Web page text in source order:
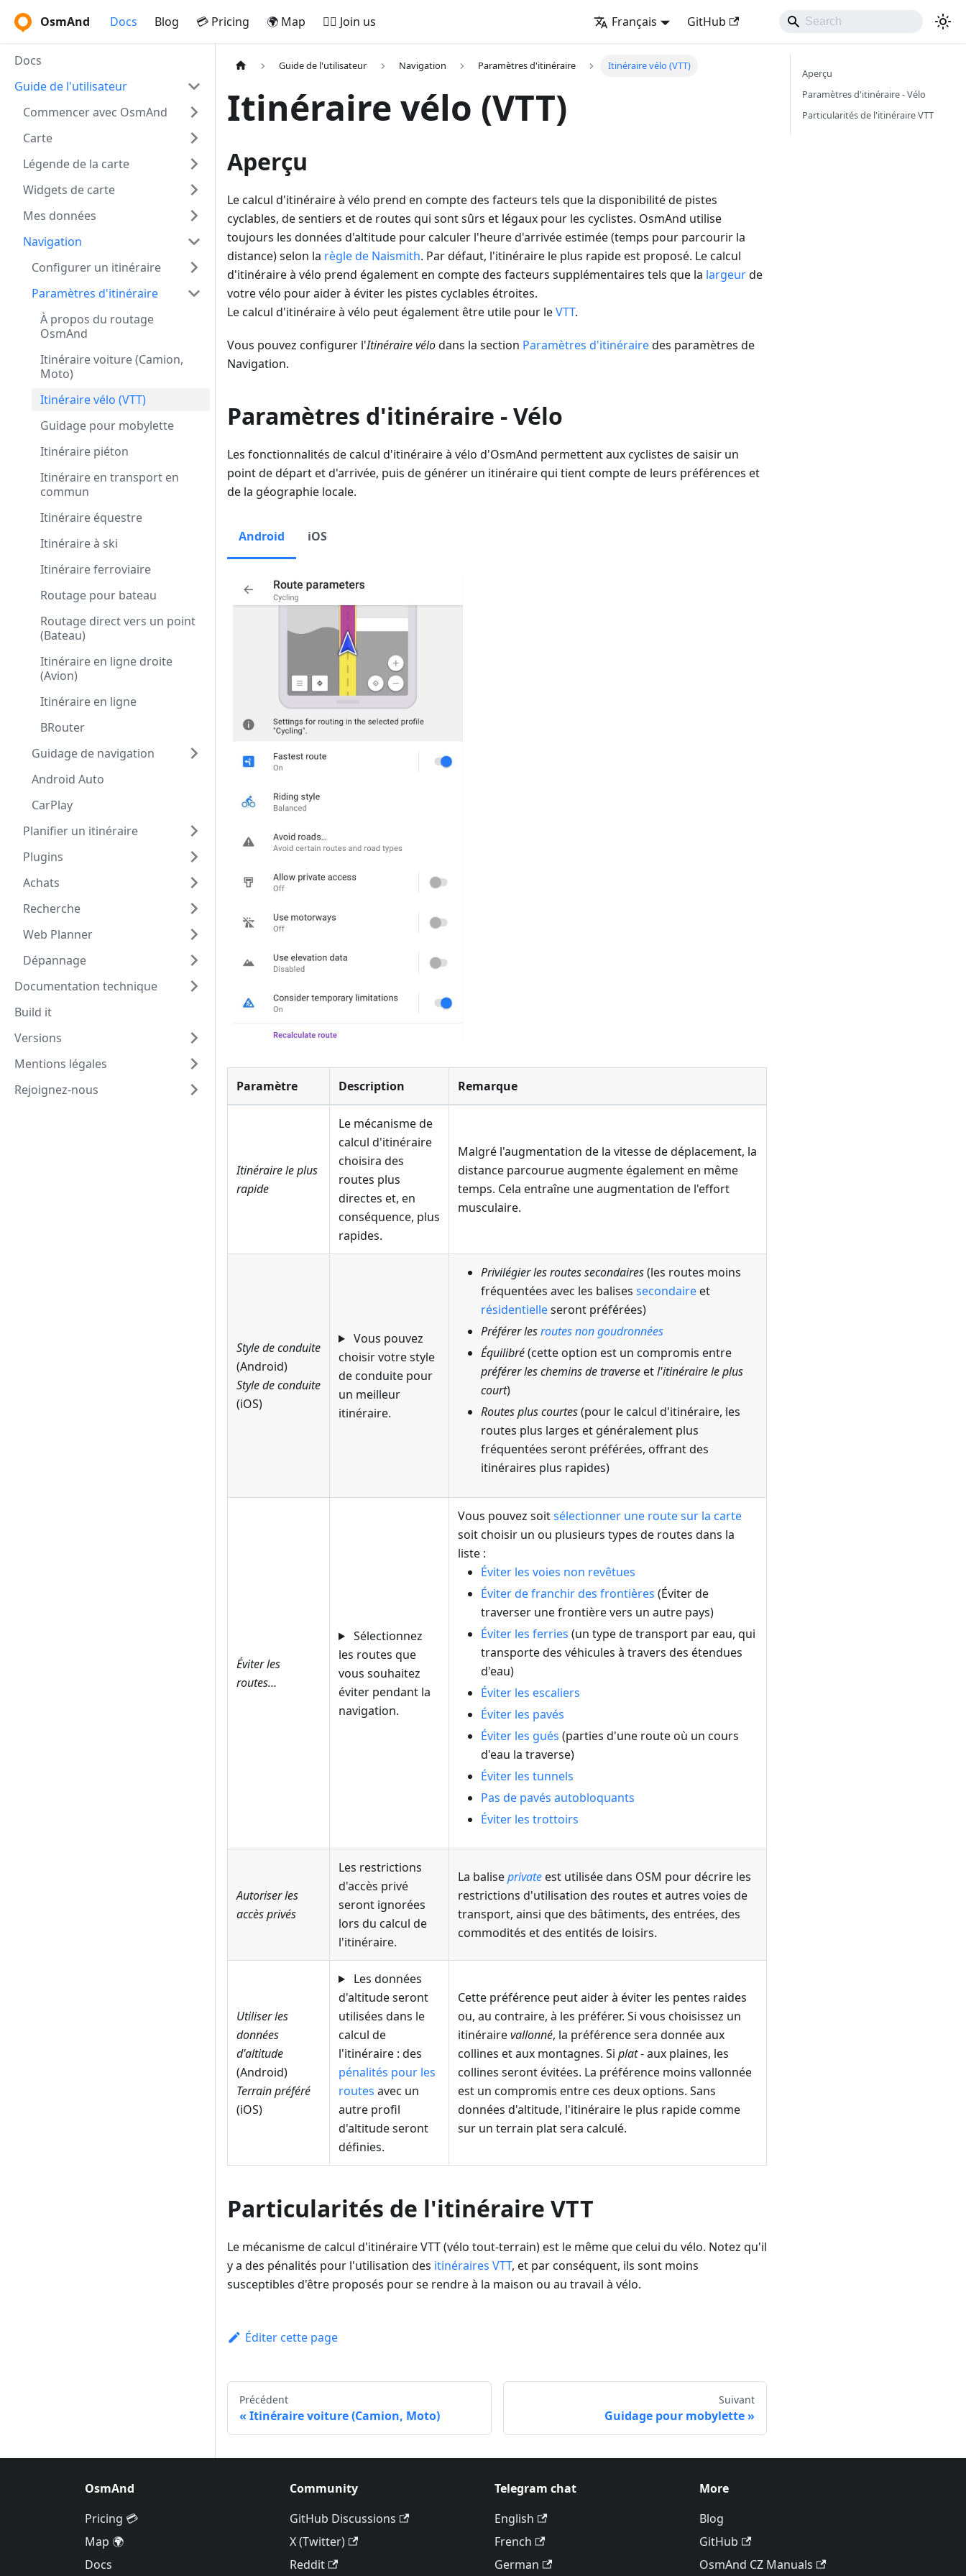
OsmAnd Docs Blog 💳 Pricing 🌍 Map 🚵‍♂️ Join us Français GitHub
Docs
Guide de l'utilisateur
Commencer avec OsmAnd
Carte
Légende de la carte
Widgets de carte
Mes données
Navigation
Configurer un itinéraire
Paramètres d'itinéraire
À propos du routage
OsmAnd
Itinéraire voiture (Camion,
Moto)
Itinéraire vélo (VTT)
Guidage pour mobylette
Itinéraire piéton
Itinéraire en transport en
commun
Itinéraire équestre
Itinéraire à ski
Itinéraire ferroviaire
Routage pour bateau
Routage direct vers un point
(Bateau)
Itinéraire en ligne droite
(Avion)
Itinéraire en ligne
BRouter
Guidage de navigation
Android Auto
CarPlay
Planifier un itinéraire
Plugins
Achats
Recherche
Web Planner
Dépannage
Documentation technique
Build it
Versions
Mentions légales
Rejoignez-nous
Guide de l'utilisateur Navigation Paramètres d'itinéraire Itinéraire vélo (VTT)
Itinéraire vélo (VTT)
Aperçu
Le calcul d'itinéraire à vélo prend en compte des facteurs tels que la disponibilité de pistes
cyclables, de sentiers et de routes qui sont sûrs et légaux pour les cyclistes. OsmAnd utilise
toujours les données d'altitude pour calculer l'heure d'arrivée estimée (temps pour parcourir la
distance) selon la règle de Naismith. Par défaut, l'itinéraire le plus rapide est proposé. Le calcul
d'itinéraire à vélo prend également en compte des facteurs supplémentaires tels que la largeurde
votre vélo pour aider à éviter les pistes cyclables étroites.
Le calcul d'itinéraire à vélo peut également être utile pour leVTT.
Vous pouvez configurer l'Itinéraire vélodans la section Paramètres d'itinérairedes paramètres de
Navigation.
Paramètres d'itinéraire - Vélo
Les fonctionnalités de calcul d'itinéraire à vélo d'OsmAnd permettent aux cyclistes de saisir un
point de départ et d'arrivée, puis de générer un itinéraire qui tient compte de leurs préférences et
de la géographie locale.
Android iOS
Paramètre Description Remarque
Itinéraire le plus
rapide
Le mécanisme de
calcul d'itinéraire
choisira des
routes plus
directes et, en
conséquence, plus
rapides.
Malgré l'augmentation de la vitesse de déplacement, la
distance parcourue augmente également en même
temps. Cela entraîne une augmentation de l'effort
musculaire.
Style de conduite
(Android)
Style de conduite
(iOS)
Vous pouvez
choisir votre style
de conduite pour
un meilleur
itinéraire.
Privilégier les routes secondaires(les routes moins
fréquentées avec les balises secondaireet
résidentielleseront préférées)
Préférer lesroutes non goudronnées
Équilibré(cette option est un compromis entre
préférer les chemins de traverseetl'itinéraire le plus
court)
Routes plus courtes(pour le calcul d'itinéraire, les
routes plus larges et généralement plus
fréquentées seront préférées, offrant des
itinéraires plus rapides)
Éviter les
routes…
Sélectionnez
les routes que
vous souhaitez
éviter pendant la
navigation.
Vous pouvez soitsélectionner une route sur la carte
soit choisir un ou plusieurs types de routes dans la
liste :
Éviter les voies non revêtues
Éviter de franchir des frontières (Éviter de
traverser une frontière vers un autre pays)
Éviter les ferries (un type de transport par eau, qui
transporte des véhicules à travers des étendues
d'eau)
Éviter les escaliers
Éviter les pavés
Éviter les gués (parties d'une route où un cours
d'eau la traverse)
Éviter les tunnels
Pas de pavés autobloquants
Éviter les trottoirs
Autoriser les
accès privés
Les restrictions
d'accès privé
seront ignorées
lors du calcul de
l'itinéraire.
La baliseprivateest utilisée dans OSM pour décrire les
restrictions d'utilisation des routes et autres voies de
transport, ainsi que des bâtiments, des entrées, des
commodités et des entités de loisirs.
Utiliser les
données
d'altitude
(Android)
Terrain préféré
(iOS)
Les données
d'altitude seront
utilisées dans le
calcul de
l'itinéraire : des
pénalités pour les
routes avec un
autre profil
d'altitude seront
définies.
Cette préférence peut aider à éviter les pentes raides
ou, au contraire, à les préférer. Si vous choisissez un
itinérairevallonné, la préférence sera donnée aux
collines et aux montagnes. Si plat- aux plaines, les
collines seront évitées. La préférence moins vallonnée
est un compromis entre ces deux options. Sans
données d'altitude, l'itinéraire le plus rapide comme
sur un terrain plat sera calculé.
Particularités de l'itinéraire VTT
Le mécanisme de calcul d'itinéraire VTT (vélo tout-terrain) est le même que celui du vélo. Notez qu'il
y a des pénalités pour l'utilisation des itinéraires VTT, et par conséquent, ils sont moins
susceptibles d'être proposés pour se rendre à la maison ou au travail à vélo.
Éditer cette page
Précédent
Itinéraire voiture (Camion, Moto)
Suivant
Guidage pour mobylette
Aperçu
Paramètres d'itinéraire - Vélo
Particularités de l'itinéraire VTT
OsmAnd
Pricing 💳
Map 🌍
Docs
Community
GitHub Discussions
X (Twitter)
Reddit
Telegram chat
English
French
German
More
Blog
GitHub
OsmAnd CZ Manuals